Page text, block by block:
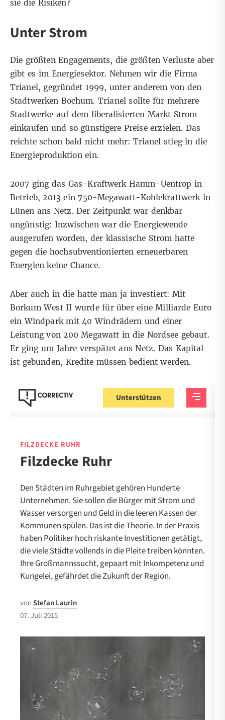
sie die Risiken?
Unter Strom
Die größten Engagements, die größten Verluste aber
gibt es im Energiesektor. Nehmen wir die Firma
Trianel, gegründet 1999, unter anderem von den
Stadtwerken Bochum. Trianel sollte für mehrere
Stadtwerke auf dem liberalisierten Markt Strom
einkaufen und so günstigere Preise erzielen. Das
reichte schon bald nicht mehr: Trianel stieg in die
Energieproduktion ein.
2007 ging das Gas-Kraftwerk Hamm-Uentrop in
Betrieb, 2013 ein 750-Megawatt-Kohlekraftwerk in
Lünen ans Netz. Der Zeitpunkt war denkbar
ungünstig: Inzwischen war die Energiewende
ausgerufen worden, der klassische Strom hatte
gegen die hochsubventionierten erneuerbaren
Energien keine Chance.
Aber auch in die hatte man ja investiert: Mit
Borkum West II wurde für über eine Milliarde Euro
ein Windpark mit 40 Windrädern und einer
Leistung von 200 Megawatt in die Nordsee gebaut.
Er ging um Jahre verspätet ans Netz. Das Kapital
ist gebunden, Kredite müssen bedient werden.